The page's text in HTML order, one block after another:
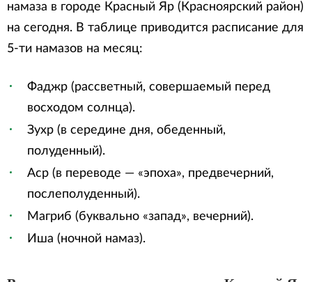
намаза в городе Красный Яр (Красноярский район)
на сегодня. В таблице приводится расписание для
5-ти намазов на месяц:
Фаджр (рассветный, совершаемый перед
восходом солнца).
Зухр (в середине дня, обеденный,
полуденный).
Аср (в переводе — «эпоха», предвечерний,
послеполуденный).
Магриб (буквально «запад», вечерний).
Иша (ночной намаз).